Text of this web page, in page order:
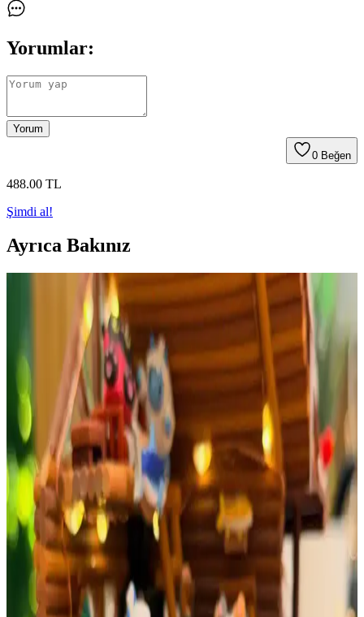
Yorumlar:
Yorum
0 Beğen
488.00 TL
Şimdi al!
Ayrıca Bakınız
Makrome ile Ağaç ve Kar Halkası Projesi: Düğüm
Teknikleri ve Işıklandırma Yöntemleri
Makrome ile ağaç ve kar halkası projelerinde yarım düğüm tekniği
ve yaprak eklemeleri doğal görünüm sağlar. Işıklandırma ise esere
canlılık katarak estetik bir sonuç ortaya çıkarır.
Çoklu Blok Baskı Tekniği: Katmanlı Renk
Uygulaması ve İlk Deneyimler
Çoklu blok baskı, katmanlı renk uygulamasıyla detaylı grafikler
oluşturur. Doğal motiflerin sanatsal yorumu ve doğru baskı sırası,
baskı kalitesini artırır. İlk deneyimlerde basit tasarımlar önerilir.
İnşaat Malzemeleriyle Yapılan Eskiz Defteri:
Dayanıklı Tasarım ve Özel Bağlama Teknikleri
Marangoz baba ve kızının inşaat malzemeleri kullanarak
oluşturduğu eskiz defteri, dayanıklı kapaklar ve secret Belgian stitch
bağlama tekniğiyle estetik ve işlevselliği bir araya getiriyor.